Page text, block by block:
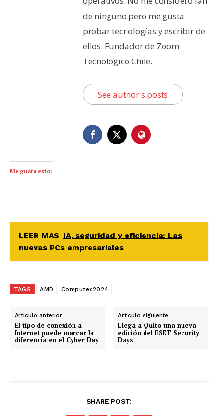
de ninguno pero me gusta
probar tecnologías y escribir de
ellos. Fundador de Zoom
Tecnológico Chile.
See author's posts
Me gusta esto:
LEER MAS IA, seguridad y eficiencia: Las
nuevas PCs empresariales
TAGS AMD Computex2024
Artículo anterior
El tipo de conexión a
Internet puede marcar la
diferencia en el Cyber Day
Artículo siguiente
Llega a Quito una nueva
edición del ESET Security
Days
SHARE POST: